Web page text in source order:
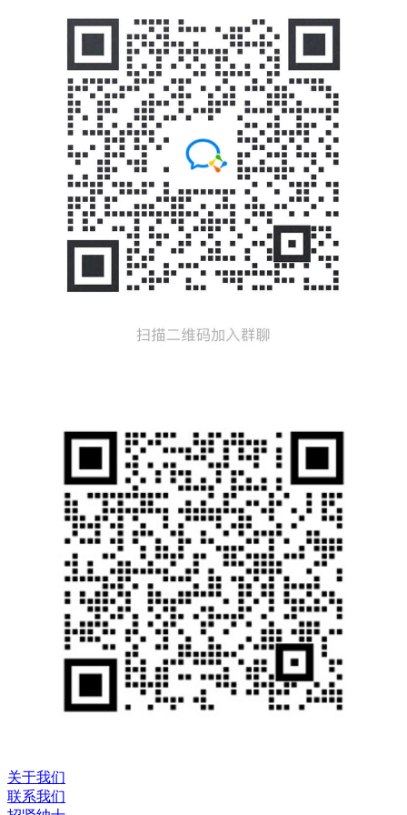
关于我们
联系我们